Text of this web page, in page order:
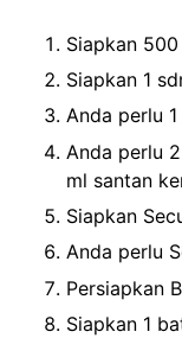
Siapkan
Siapkan 1
Anda perlu
Anda perlu
ml santan
Siapkan
Anda perlu
Persiapkan
Siapkan 1